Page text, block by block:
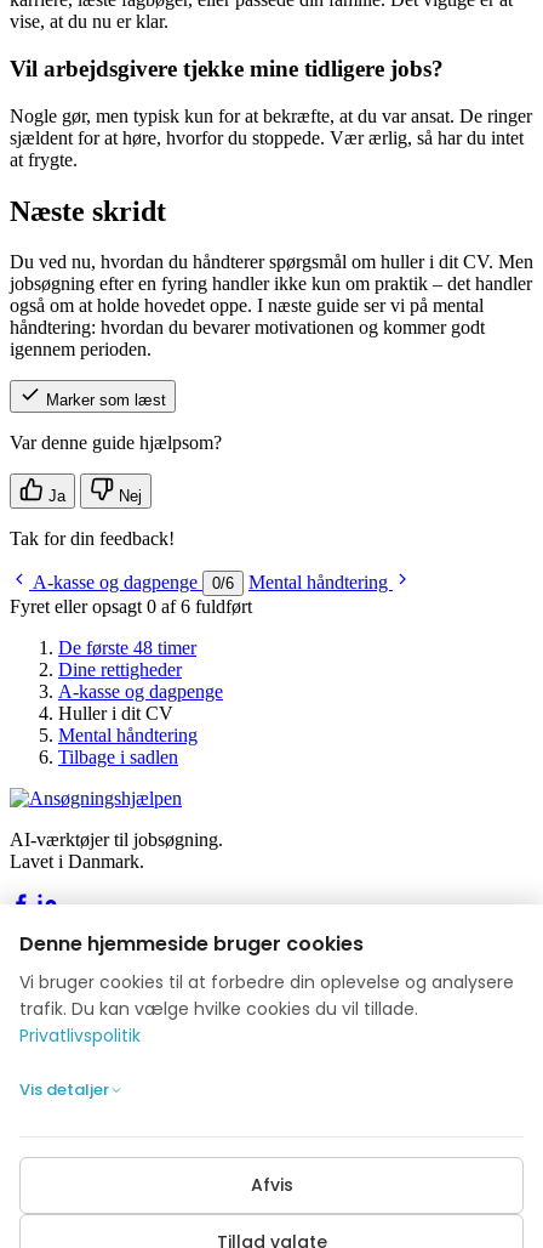
vise, at du nu er klar.
Vil arbejdsgivere tjekke mine tidligere jobs?
Nogle gør, men typisk kun for at bekræfte, at du var ansat. De ringer
sjældent for at høre, hvorfor du stoppede. Vær ærlig, så har du intet
at frygte.
Næste skridt
Du ved nu, hvordan du håndterer spørgsmål om huller i dit CV. Men
jobsøgning efter en fyring handler ikke kun om praktik – det handler
også om at holde hovedet oppe. I næste guide ser vi på mental
håndtering: hvordan du bevarer motivationen og kommer godt
igennem perioden.
Marker som læst
Var denne guide hjælpsom?
Ja Nej
Tak for din feedback!
A-kasse og dagpenge 0/6
Mental håndtering
Fyret eller opsagt 0 af 6 fuldført
De første 48 timer
Dine rettigheder
A-kasse og dagpenge
Huller i dit CV
Mental håndtering
Tilbage i sadlen
AI-værktøjer til jobsøgning.
Lavet i Danmark.
Værktøjer
Byg dit CV
Byg din ansøgning
Jobakademiet
Om os
Denne hjemmeside bruger cookies
Vi bruger cookies til at forbedre din oplevelse og analysere
trafik. Du kan vælge hvilke cookies du vil tillade.
Privatlivspolitik
Vis detaljer
Afvis
Tillad valgte